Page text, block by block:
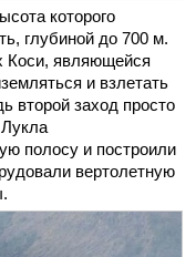
которого
глубиной до 700 м.
Коси, являющейся
и взлетать
второй заход просто
полосу и построили
вертолетную